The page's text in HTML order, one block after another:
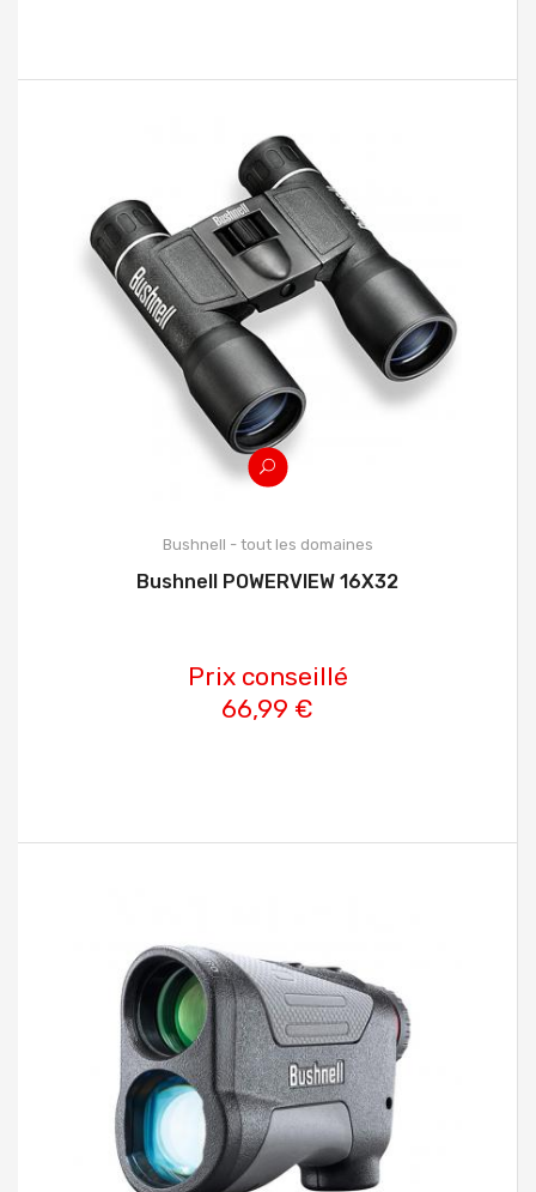
Bushnell - tout les domaines
Bushnell POWERVIEW 16X32
Prix conseillé
66,99 €